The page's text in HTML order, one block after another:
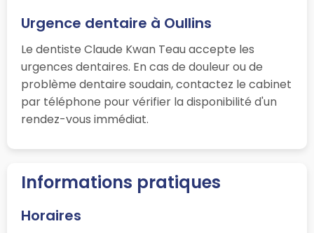
Urgence dentaire à Oullins
Le dentiste Claude Kwan Teau accepte les
urgences dentaires. En cas de douleur ou de
problème dentaire soudain, contactez le cabinet
par téléphone pour vérifier la disponibilité d'un
rendez-vous immédiat.
Informations pratiques
Horaires